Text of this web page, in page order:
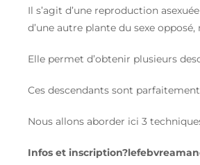
Il s’agit d’une reproduction
d’une autre plante du sexe
Elle permet d’obtenir plusieurs
Ces descendants sont
Nous allons aborder ici 3
Infos et